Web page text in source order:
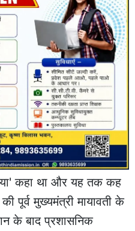
कहा था और यह तक कह
पूर्व मुख्यमंत्री मायावती के
के बाद प्रशासनिक